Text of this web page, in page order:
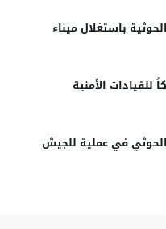
باستغلال ميناء
للقيادات الأمنية
في عملية للجيش